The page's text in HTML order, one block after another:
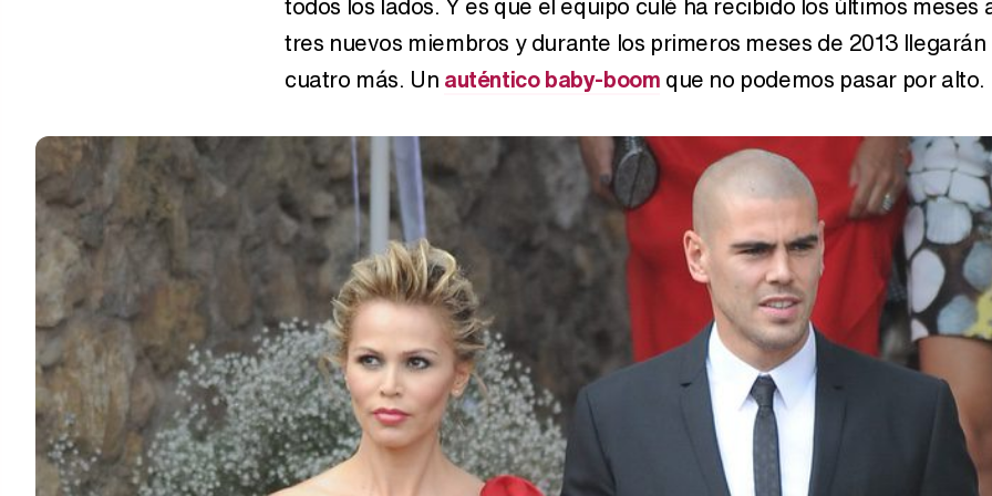
tres nuevos miembros y durante los primeros meses de 2013 llegarán
cuatro más. Un auténtico baby-boom que no podemos pasar por alto.